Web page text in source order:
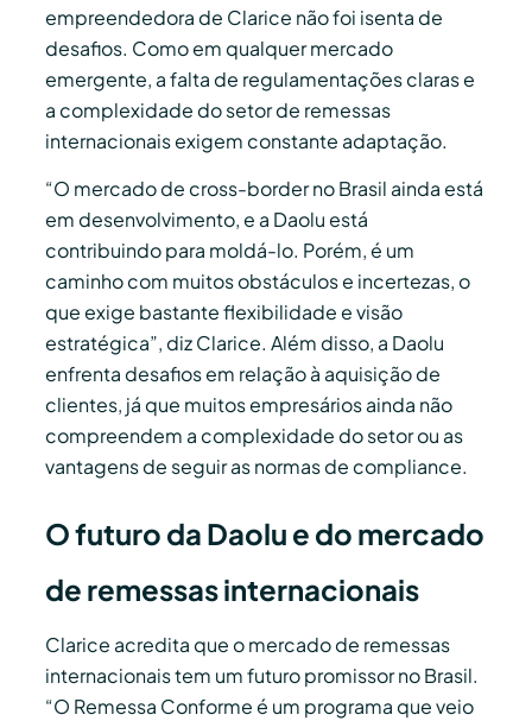
empreendedora de Clarice não foi isenta de
desafios. Como em qualquer mercado
emergente, a falta de regulamentações claras e
a complexidade do setor de remessas
internacionais exigem constante adaptação.
“O mercado de cross-border no Brasil ainda está
em desenvolvimento, e a Daolu está
contribuindo para moldá-lo. Porém, é um
caminho com muitos obstáculos e incertezas, o
que exige bastante flexibilidade e visão
estratégica”, diz Clarice. Além disso, a Daolu
enfrenta desafios em relação à aquisição de
clientes, já que muitos empresários ainda não
compreendem a complexidade do setor ou as
vantagens de seguir as normas de compliance.
O futuro da Daolu e do mercado
de remessas internacionais
Clarice acredita que o mercado de remessas
internacionais tem um futuro promissor no Brasil.
“O Remessa Conforme é um programa que veio